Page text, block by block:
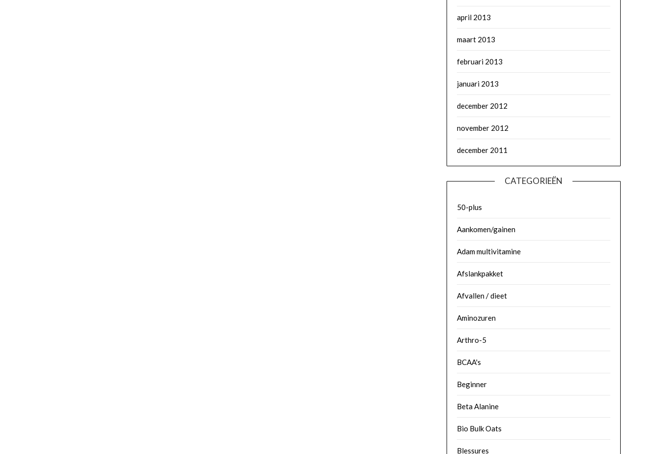
april 2013
maart 2013
februari 2013
januari 2013
december 2012
november 2012
december 2011
CATEGORIEËN
50-plus
Aankomen/gainen
Adam multivitamine
Afslankpakket
Afvallen / dieet
Aminozuren
Arthro-5
BCAA's
Beginner
Beta Alanine
Bio Bulk Oats
Blessures